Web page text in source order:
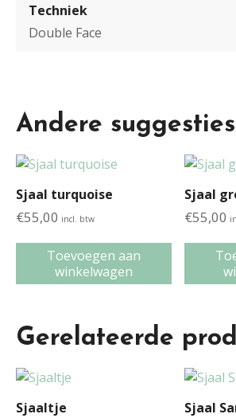
Techniek
Double Face
Andere
Sjaal turquoise
€55,00 incl. btw
Toevoegen aan
winkelwagen
Sjaal
€55,00
Gerelateerde
Sjaaltje Sjaal